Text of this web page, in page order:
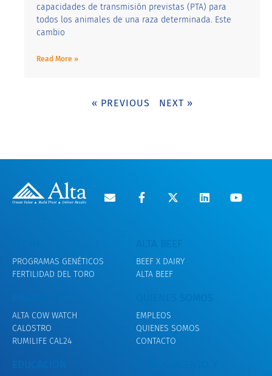
capacidades de transmisión previstas (PTA) para
todos los animales de una raza determinada. Este
cambio
Read More »
« PREVIOUS NEXT »
PROGRAMAS GENÉTICOS
FERTILIDAD DEL TORO
BEEF X DAIRY
ALTA BEEF
ALTA COW WATCH
CALOSTRO
RUMILIFE CAL24
EMPLEOS
QUIENES SOMOS
CONTACTO